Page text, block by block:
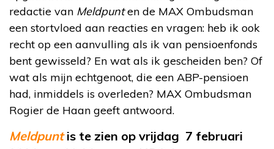
redactie van Meldpunten de MAX Ombudsman
een stortvloed aan reacties en vragen: heb ik ook
recht op een aanvulling als ik van pensioenfonds
bent gewisseld? En wat als ik gescheiden ben? Of
wat als mijn echtgenoot, die een ABP-pensioen
had, inmiddels is overleden? MAX Ombudsman
Rogier de Haan geeft antwoord.
Meldpuntis te zien op vrijdag 7 februari